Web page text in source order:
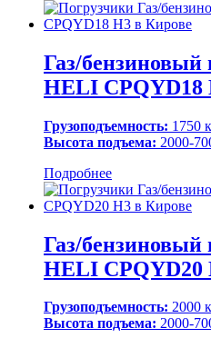
Газ/бензиновый
HELI CPQYD18
Грузоподъемность: 1750
Высота подъема: 2000-
Подробнее
Газ/бензиновый
HELI CPQYD20
Грузоподъемность: 2000
Высота подъема: 2000-